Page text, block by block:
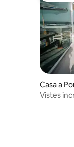
Casa a
Vistes